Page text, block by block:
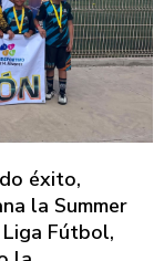
éxito,
la Summer
Fútbol,